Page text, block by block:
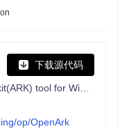
下载源代码
op/OpenArk